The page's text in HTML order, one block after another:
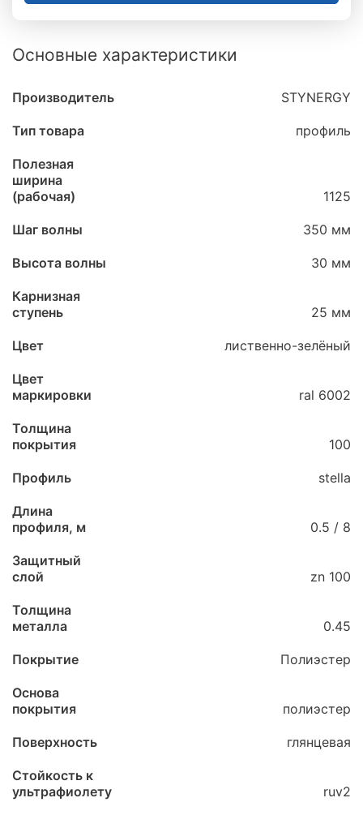
Основные характеристики
Производитель STYNERGY
Тип товара профиль
Полезная
ширина
(рабочая)
1125
Шаг волны 350 мм
Высота волны 30 мм
Карнизная
ступень
25 мм
Цвет лиственно-зелёный
Цвет
маркировки
ral 6002
Толщина
покрытия
100
Профиль stella
Длина
профиля, м
0.5 / 8
Защитный
слой
zn 100
Толщина
металла
0.45
Покрытие Полиэстер
Основа
покрытия
полиэстер
Поверхность глянцевая
Стойкость к
ультрафиолету
ruv2